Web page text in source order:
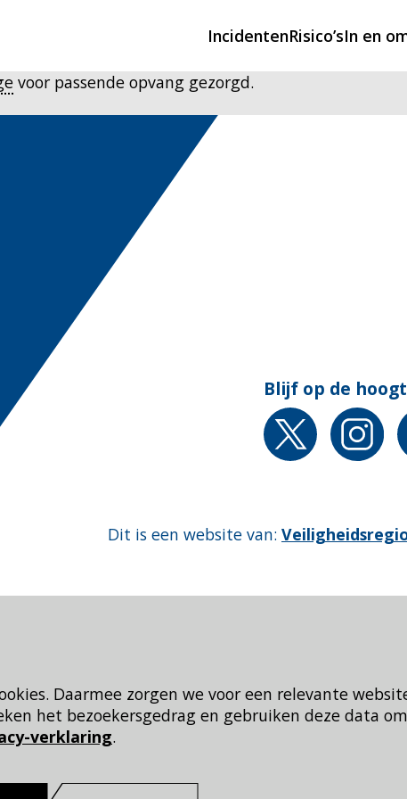
Daarmee zorgen we voor een relevante
het bezoekersgedrag en gebruiken deze data
verklaring.
Incidenten
Hulpdiensten nodig?
CIN-meldingen
Risico’sIn en
voor passende opvang gezorgd.
Blijf op de
Dit is een website van: